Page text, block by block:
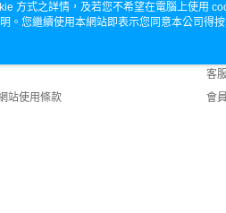
站使用條款
客
客
會
方式之詳情，及若您不希望在電腦上使用
。您繼續使用本網站即表示您同意本公司得